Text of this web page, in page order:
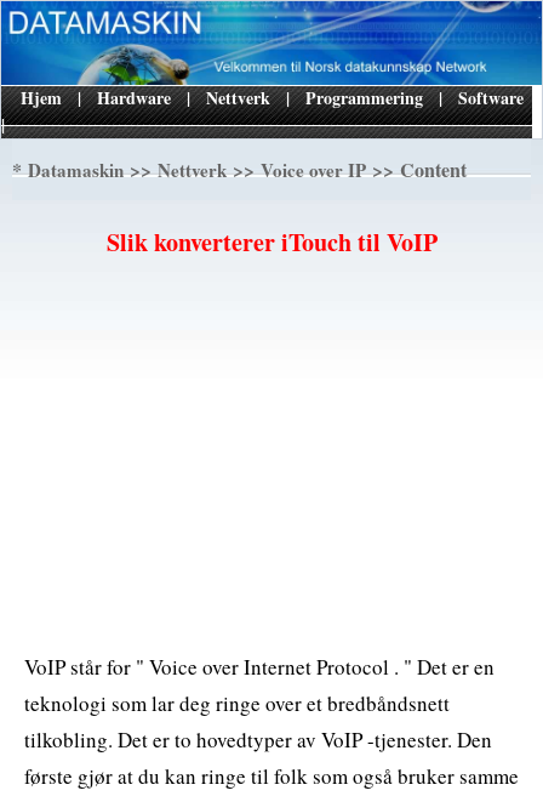
|
Hjem | Hardware | Nettverk | Programmering | Software
*Datamaskin>>Nettverk>>Voice over IP>> Content
Slik konverterer iTouch til VoIP
VoIP står for " Voice over Internet Protocol . " Det er en
teknologi som lar deg ringe over et bredbåndsnett
tilkobling. Det er to hovedtyper av VoIP -tjenester. Den
første gjør at du kan ringe til folk som også bruker samme